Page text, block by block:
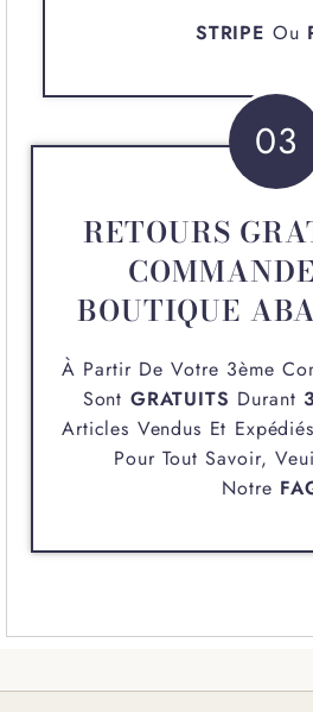
STRIPE Ou
03
RETOURS
BOUTIQUE
À Partir De Votre 3ème
Sont GRATUITS Durant
Articles Vendus Et
Pour Tout Savoir,
Notre